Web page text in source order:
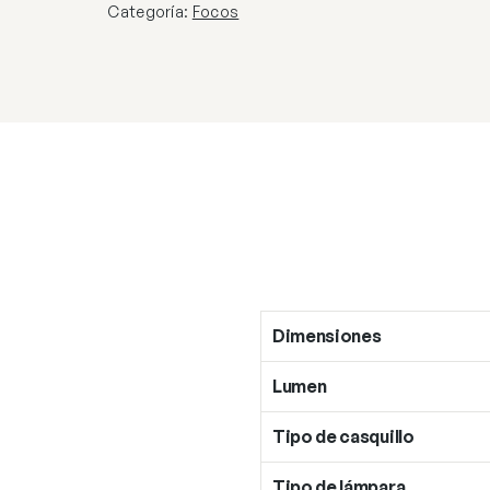
Categoría: Focos
Dimensiones
Lumen
Tipo de casquillo